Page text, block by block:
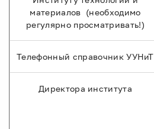
материалов (необходимо
регулярно просматривать!)
Телефонный справочник УУНиТ
Директора института